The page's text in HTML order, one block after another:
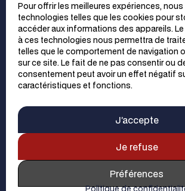
Pour offrir les meilleures expériences,
technologies telles que les cookies pour
accéder aux informations des appareils.
à ces technologies nous permettra de
telles que le comportement de navigation
sur ce site. Le fait de ne pas consentir ou
consentement peut avoir un effet négatif
caractéristiques et fonctions.
J’accepte
Je refuse
Préférences
Politique de
Espace PRO
Trouver un magasin
Contacter un magasin
Demander un devis
-